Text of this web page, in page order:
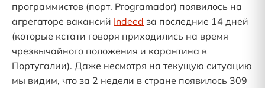
программистов (порт. Programador) появилось на
агрегаторе вакансий Indeed за последние 14 дней
(которые кстати говоря приходились на время
чрезвычайного положения и карантина в
Португалии). Даже несмотря на текущую ситуацию
мы видим, что за 2 недели в стране появилось 309